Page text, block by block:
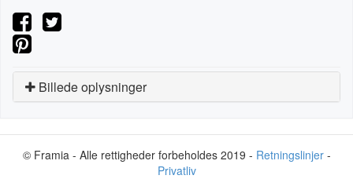
Billede oplysninger
© Framia - Alle rettigheder forbeholdes 2019 - Retningslinjer-
Privatliv